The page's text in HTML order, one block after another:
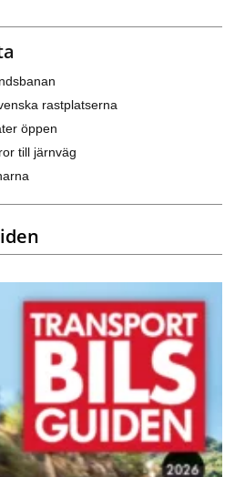
rastplatserna
öppen
till järnväg